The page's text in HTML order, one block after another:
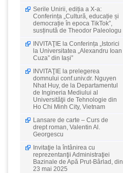
Serile Unirii, ediția a X-a:
Conferința „Cultură, educație și
democrație în epoca TikTok”,
susținută de Theodor Paleologu
INVITAŢIE la Conferința „Istorici
la Universitatea „Alexandru Ioan
Cuza” din Iași”
INVITAŢIE la prelegerea
domnului conf.univ.dr. Nguyen
Nhat Huy, de la Departamentul
de Ingineria Mediului al
Universităţii de Tehnologie din
Ho Chi Minh City, Vietnam
Lansare de carte – Curs de
drept roman, Valentin Al.
Georgescu
Invitaţie la întânirea cu
reprezentanţii Administraţiei
Bazinale de Apă Prut-Bârlad, din
23 mai 2025